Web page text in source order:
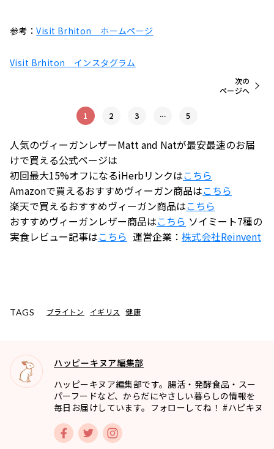
参考：Visit Brhiton ホームページ
Visit Brhiton インスタグラム
1 2 3 ...
次の
ページへ
5
人気のヴィーガンレザーMatt and Natが最安最速のお届
けで買える公式ページは
初回最大15%オフになるiHerbリンクはこちら
Amazonで買えるおすすめヴィーガン商品はこちら
楽天で買えるおすすめヴィーガン商品はこちら
おすすめヴィーガンレザー商品はこちら ソイミート7種の
実食レビュー記事はこちら 運営企業： 株式会社Reinvent
TAGS ブライトン イギリス 健康
ハッピーキヌア編集部
ハッピーキヌア編集部です。腸活・発酵食品・スー
パーフードなど、からだにやさしい暮らしの情報を
毎日お届けしています。フォローしてね！ #ハピキヌ